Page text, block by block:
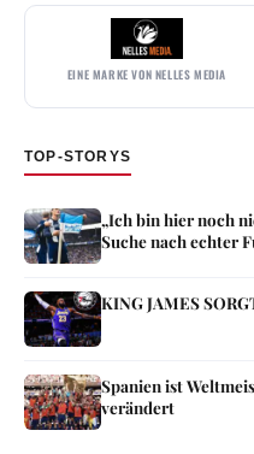
EINE MARKE VON NELLES MEDIA
TOP-STORYS
„Ich bin hier noch
Suche nach echter
KING JAMES
Spanien ist
verändert